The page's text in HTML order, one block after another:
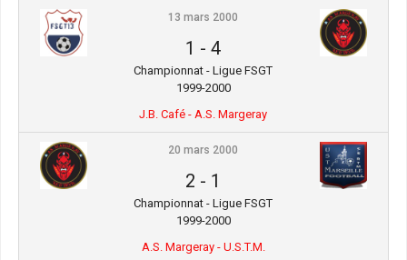
13 mars 2000
1 -4
Championnat - Ligue FSGT
1999-2000
J.B. Café - A.S. Margeray
20 mars 2000
2 - 1
Championnat - Ligue FSGT
1999-2000
A.S. Margeray - U.S.T.M.